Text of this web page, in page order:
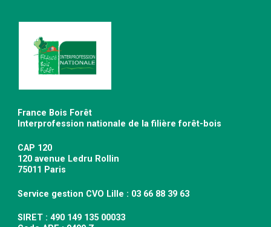
France Bois Forêt
Interprofession nationale de la filière forêt-bois
CAP 120
120 avenue Ledru Rollin
75011 Paris
Service gestion CVO Lille : 03 66 88 39 63
SIRET : 490 149 135 00033